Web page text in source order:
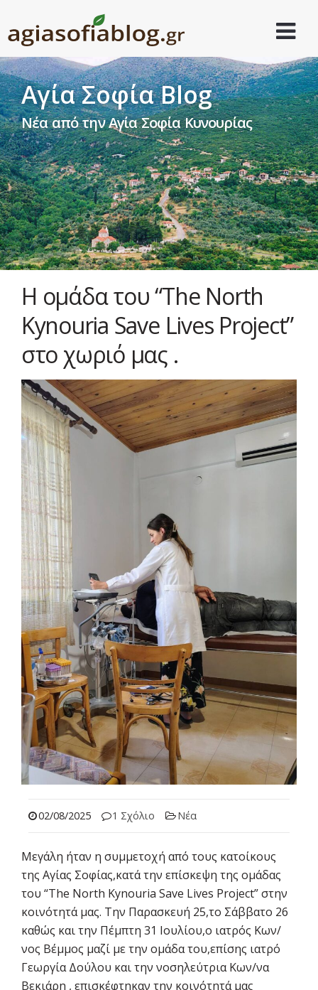
Αγία Σοφία Blog
Νέα από την Αγία Σοφία Κυνουρίας
Η ομάδα του “The North
Kynouria Save Lives Project”
στο χωριό μας .
02/08/2025 1 Σχόλιο Νέα
Μεγάλη ήταν η συμμετοχή από τους κατοίκους
της Αγίας Σοφίας,κατά την επίσκεψη της ομάδας
του “The North Kynouria Save Lives Project” στην
κοινότητά μας. Την Παρασκευή 25,το Σάββατο 26
καθώς και την Πέμπτη 31 Ιουλίου,ο ιατρός Κων/
νος Βέμμος μαζί με την ομάδα του,επίσης ιατρό
Γεωργία Δούλου και την νοσηλεύτρια Κων/να
Βεκιάρη , επισκέφτηκαν την κοινότητά μας